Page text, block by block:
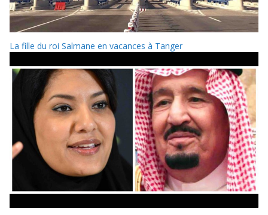
La fille du roi Salmane en vacances à Tanger